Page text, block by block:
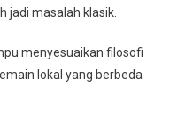
jadi masalah klasik.
menyesuaikan filosofi
lokal yang berbeda